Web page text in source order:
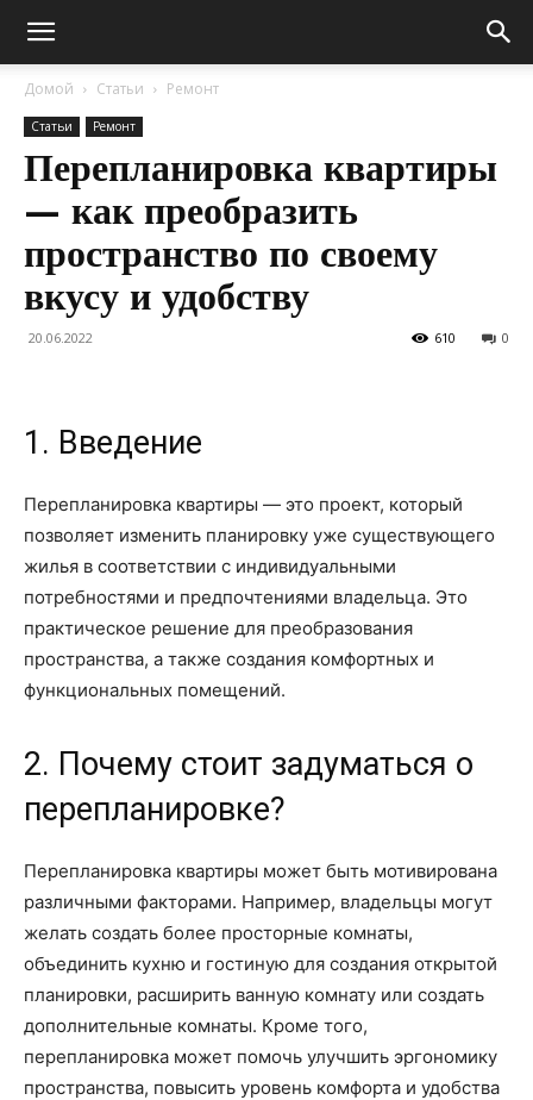
Домой Статьи Ремонт
Статьи Ремонт
Перепланировка квартиры
— как преобразить
пространство по своему
вкусу и удобству
20.06.2022 0
610
1. Введение
Перепланировка квартиры — это проект, который
позволяет изменить планировку уже существующего
жилья в соответствии с индивидуальными
потребностями и предпочтениями владельца. Это
практическое решение для преобразования
пространства, а также создания комфортных и
функциональных помещений.
2. Почему стоит задуматься о
перепланировке?
Перепланировка квартиры может быть мотивирована
различными факторами. Например, владельцы могут
желать создать более просторные комнаты,
объединить кухню и гостиную для создания открытой
планировки, расширить ванную комнату или создать
дополнительные комнаты. Кроме того,
перепланировка может помочь улучшить эргономику
пространства, повысить уровень комфорта и удобства